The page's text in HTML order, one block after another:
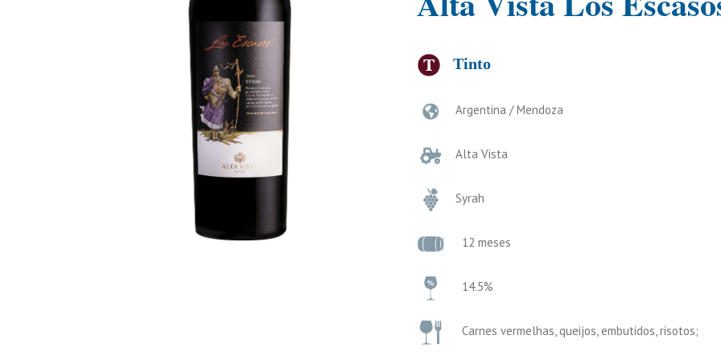
Tinto
Argentina / Mendoza
Alta Vista
Syrah
12 meses
14.5%
Carnes vermelhas, queijos, embutidos, risotos;